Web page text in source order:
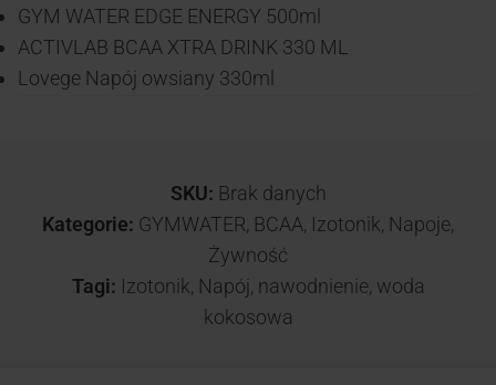
GYM WATER EDGE ENERGY 500ml
ACTIVLAB BCAA XTRA DRINK 330 ML
Lovege Napój owsiany 330ml
SKU: Brak danych
Kategorie: GYMWATER, BCAA, Izotonik, Napoje,
Żywność
Tagi: Izotonik, Napój, nawodnienie, woda
kokosowa